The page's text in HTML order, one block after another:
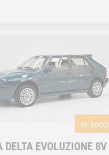
te koop
DELTA EVOLUZIONE 8V